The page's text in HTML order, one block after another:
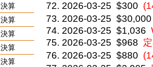
算
算
算
算
算
2026-03-25 $300
2026-03-25 $30,000
2026-03-25 $1,036
2026-03-25 $968
2026-03-25 $880